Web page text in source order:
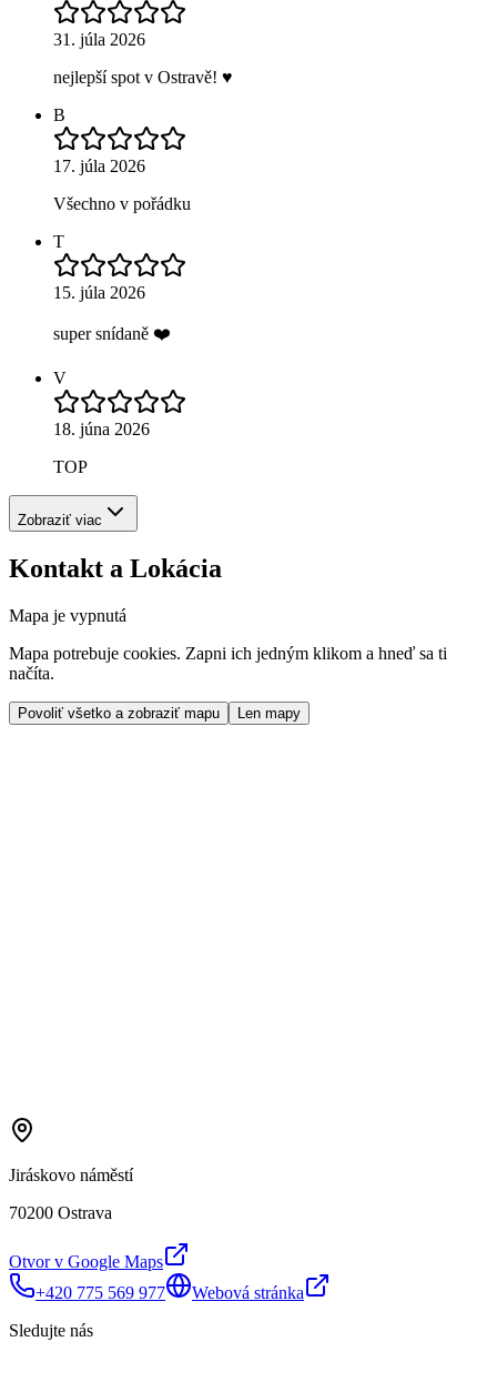
31. júla 2026
nejlepší spot v Ostravě! ♥️
B
17. júla 2026
Všechno v pořádku
T
15. júla 2026
super snídaně ❤️
V
18. júna 2026
TOP
Zobraziť viac
Kontakt a Lokácia
Mapa je vypnutá
Mapa potrebuje cookies. Zapni ich jedným klikom a hneď sa ti
načíta.
Povoliť všetko a zobraziť mapu Len mapy
Jiráskovo náměstí
70200 Ostrava
Otvor v Google Maps
+420 775 569 977
Webová stránka
Sledujte nás